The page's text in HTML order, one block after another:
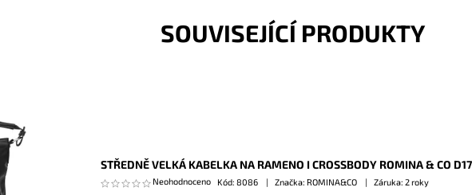
SOUVISEJÍCÍ PRODUKTY
STŘEDNĚ VELKÁ KABELKA NA RAMENO I CROSSBODY ROMINA & CO
Neohodnoceno Kód: 8086 Značka: ROMINA&CO Záruka: 2 roky